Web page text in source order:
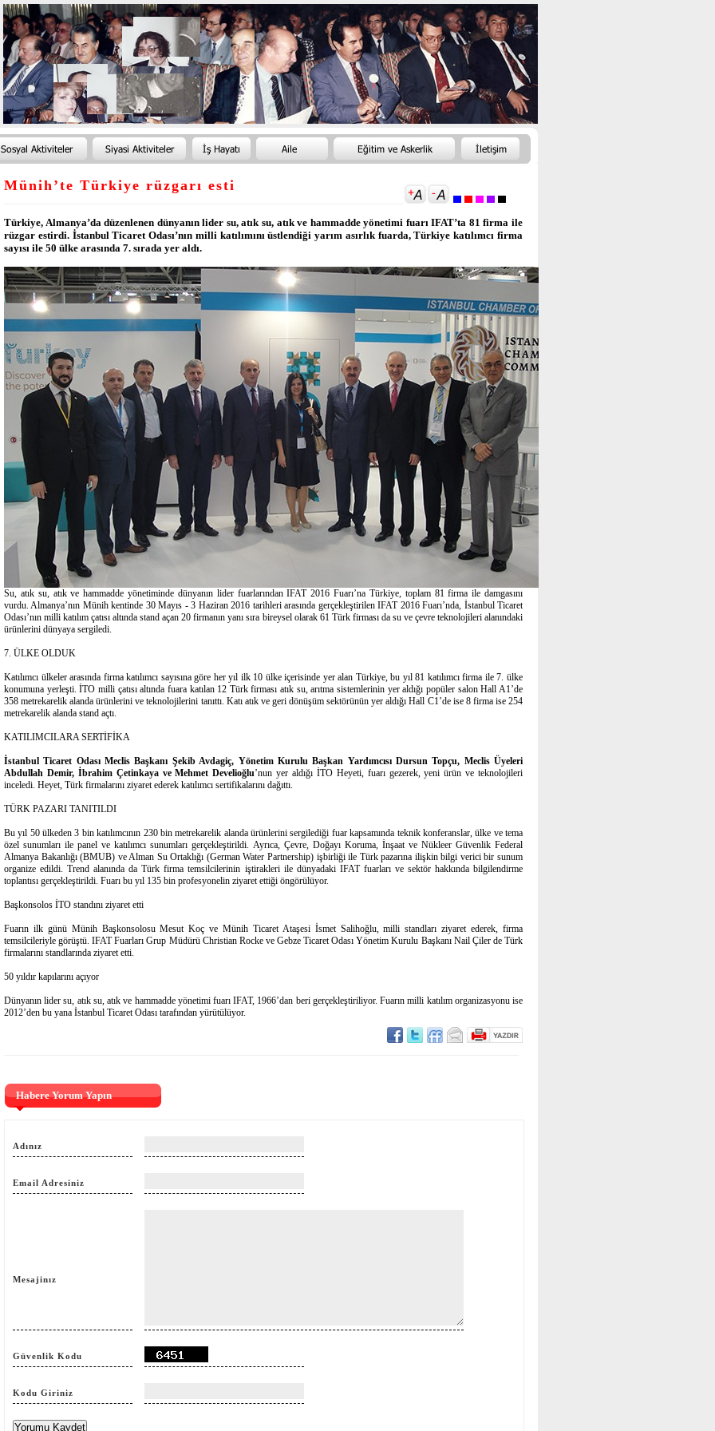
Münih’te Türkiye rüzgarı esti
Türkiye, Almanya’da düzenlenen dünyanın lider su, atık su, atık ve hammadde yönetimi fuarı IFAT’ta 81 firma ile
rüzgar estirdi. İstanbul Ticaret Odası’nın milli katılımını üstlendiği yarım asırlık fuarda, Türkiye katılımcı firma
sayısı ile 50 ülke arasında 7. sırada yer aldı.
Su, atık su, atık ve hammadde yönetiminde dünyanın lider fuarlarından IFAT 2016 Fuarı’na Türkiye, toplam 81 firma ile damgasını
vurdu. Almanya’nın Münih kentinde 30 Mayıs - 3 Haziran 2016 tarihleri arasında gerçekleştirilen IFAT 2016 Fuarı’nda, İstanbul Ticaret
Odası’nın milli katılım çatısı altında stand açan 20 firmanın yanı sıra bireysel olarak 61 Türk firması da su ve çevre teknolojileri alanındaki
ürünlerini dünyaya sergiledi.
7. ÜLKE OLDUK
Katılımcı ülkeler arasında firma katılımcı sayısına göre her yıl ilk 10 ülke içerisinde yer alan Türkiye, bu yıl 81 katılımcı firma ile 7. ülke
konumuna yerleşti. İTO milli çatısı altında fuara katılan 12 Türk firması atık su, arıtma sistemlerinin yer aldığı popüler salon Hall A1’de
358 metrekarelik alanda ürünlerini ve teknolojilerini tanıttı. Katı atık ve geri dönüşüm sektörünün yer aldığı Hall C1’de ise 8 firma ise 254
metrekarelik alanda stand açtı.
KATILIMCILARA SERTİFİKA
İstanbul Ticaret Odası Meclis Başkanı Şekib Avdagiç, Yönetim Kurulu Başkan Yardımcısı Dursun Topçu, Meclis Üyeleri
Abdullah Demir, İbrahim Çetinkaya ve Mehmet Develioğlu’nun yer aldığı İTO Heyeti, fuarı gezerek, yeni ürün ve teknolojileri
inceledi. Heyet, Türk firmalarını ziyaret ederek katılımcı sertifikalarını dağıttı.
TÜRK PAZARI TANITILDI
Bu yıl 50 ülkeden 3 bin katılımcının 230 bin metrekarelik alanda ürünlerini sergilediği fuar kapsamında teknik konferanslar, ülke ve tema
özel sunumları ile panel ve katılımcı sunumları gerçekleştirildi. Ayrıca, Çevre, Doğayı Koruma, İnşaat ve Nükleer Güvenlik Federal
Almanya Bakanlığı (BMUB) ve Alman Su Ortaklığı (German Water Partnership) işbirliği ile Türk pazarına ilişkin bilgi verici bir sunum
organize edildi. Trend alanında da Türk firma temsilcilerinin iştirakleri ile dünyadaki IFAT fuarları ve sektör hakkında bilgilendirme
toplantısı gerçekleştirildi. Fuarı bu yıl 135 bin profesyonelin ziyaret ettiği öngörülüyor.
Başkonsolos İTO standını ziyaret etti
Fuarın ilk günü Münih Başkonsolosu Mesut Koç ve Münih Ticaret Ataşesi İsmet Salihoğlu, milli standları ziyaret ederek, firma
temsilcileriyle görüştü. IFAT Fuarları Grup Müdürü Christian Rocke ve Gebze Ticaret Odası Yönetim Kurulu Başkanı Nail Çiler de Türk
firmalarını standlarında ziyaret etti.
50 yıldır kapılarını açıyor
Dünyanın lider su, atık su, atık ve hammadde yönetimi fuarı IFAT, 1966’dan beri gerçekleştiriliyor. Fuarın milli katılım organizasyonu ise
2012’den bu yana İstanbul Ticaret Odası tarafından yürütülüyor.
Habere Yorum Yapın
Adınız
Email Adresiniz
Mesajinız
Güvenlik Kodu
Kodu Giriniz